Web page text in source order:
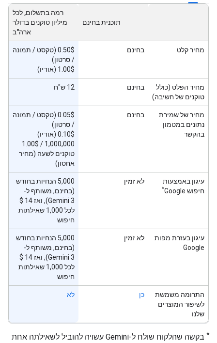
תוכנית בחינם
רמה בתשלום, לכל
מיליון טוקנים בדולר
ארה"ב
מחיר קלט בחינם
‫0.50$ (טקסט / תמונה
/ סרטון)
‫1.00$ (אודיו)
מחיר הפלט (כולל
טוקנים של חשיבה)
בחינם 12 ש"ח
מחיר של שמירת
נתונים במטמון
בהקשר
בחינם
‫0.05$ (טקסט / תמונה
/ סרטון)
‫0.10$ (אודיו)
‫1.00$‎ / 1,000,000
טוקנים לשעה (מחיר
אחסון)
עיגון באמצעות
חיפוש Google
*
לא זמין
‫5,000 הנחיות בחודש
(בחינם, משותף ל-
לכל 1,000 שאילתות
חיפוש
עיגון בעזרת מפות
Google
לא זמין
‫5,000 הנחיות בחודש
(בחינם, משותף ל-
לכל 1,000 שאילתות
חיפוש
התרומה משמשת
לשיפור המוצרים
שלנו
כן לא
*
בקשה שהלקוח שולח ל-Gemini עשויה להוביל לשאילתה אחת